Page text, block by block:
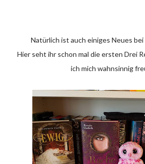
Natürlich ist auch einiges Neues
Hier seht ihr schon mal die ersten Drei Rezi Exemplare auf die
ich mich wahnsinnig